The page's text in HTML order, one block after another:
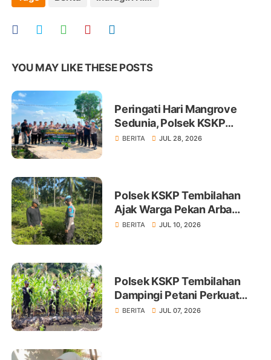
YOU MAY LIKE THESE POSTS
Peringati Hari Mangrove
Sedunia, Polsek KSKP
Tembilahan Tanam 100 Bibit
BERITA JUL 28, 2026
Polsek KSKP Tembilahan
Ajak Warga Pekan Arba
Tanam Cabai Dukung
BERITA JUL 10, 2026
Polsek KSKP Tembilahan
Dampingi Petani Perkuat
Swasembada Pangan
BERITA JUL 07, 2026